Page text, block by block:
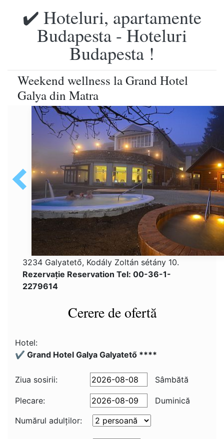
✔️ Hoteluri, apartamente
Budapesta - Hoteluri
Budapesta !
Weekend wellness la Grand Hotel
Galya din Matra
3234 Galyatető, Kodály Zoltán sétány 10.
Rezervaţie Reservation Tel: 00-36-1-
2279614
Cerere de ofertă
Hotel:
✔️ Grand Hotel Galya Galyatető ****
Ziua sosirii: Sâmbătă
Plecare:
Duminică
Numărul adulţilor: